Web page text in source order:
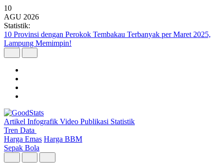
10
AGU 2026
Statistik:
10 Isu yang Melatarbelakangi Pelanggaran Kebebasan Berekspresi
Digital Triwulan II 2026
Artikel Infografik Video Publikasi Statistik
Tren Data
Harga Emas Harga BBM
Sepak Bola